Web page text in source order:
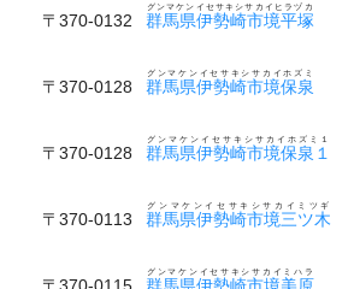
〒370-0132 群馬県伊勢崎市境平塚
グンマケンイセサキシサカイヒラヅカ
〒370-0128 群馬県伊勢崎市境保泉
グンマケンイセサキシサカイホズミ
〒370-0128 群馬県伊勢崎市境保泉１
グンマケンイセサキシサカイホズミ１
〒370-0113 群馬県伊勢崎市境三ツ木
グンマケンイセサキシサカイミツギ
〒370-0115 群馬県伊勢崎市境美原
グンマケンイセサキシサカイミハラ